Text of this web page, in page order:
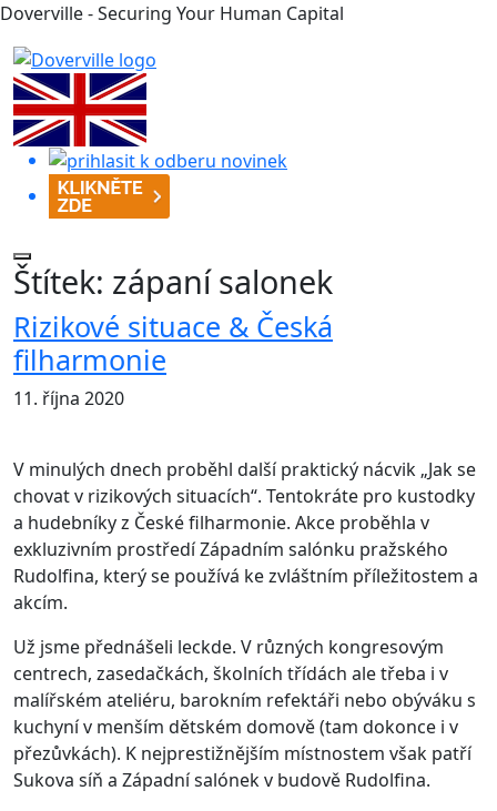
Doverville - Securing Your Human Capital
Štítek: zápaní salonek
Rizikové situace & Česká
filharmonie
11. října 2020
V minulých dnech proběhl další praktický nácvik „Jak se
chovat v rizikových situacích“. Tentokráte pro kustodky
a hudebníky z České filharmonie. Akce proběhla v
exkluzivním prostředí Západním salónku pražského
Rudolfina, který se používá ke zvláštním příležitostem a
akcím.
Už jsme přednášeli leckde. V různých kongresovým
centrech, zasedačkách, školních třídách ale třeba i v
malířském ateliéru, barokním refektáři nebo obýváku s
kuchyní v menším dětském domově (tam dokonce i v
přezůvkách). K nejprestižnějším místnostem však patří
Sukova síň a Západní salónek v budově Rudolfina.